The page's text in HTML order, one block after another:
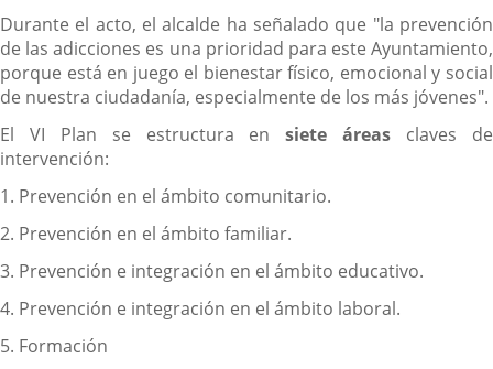
Durante el acto, el alcalde ha señalado que "la prevención
de las adicciones es una prioridad para este Ayuntamiento,
porque está en juego el bienestar físico, emocional y social
de nuestra ciudadanía, especialmente de los más jóvenes".
El VI Plan se estructura ensiete áreas claves de
intervención:
1. Prevención en el ámbito comunitario.
2. ⁠Prevención en el ámbito familiar.
3. ⁠Prevención e integración en el ámbito educativo.
4. ⁠Prevención e integración en el ámbito laboral.
5. ⁠Formación